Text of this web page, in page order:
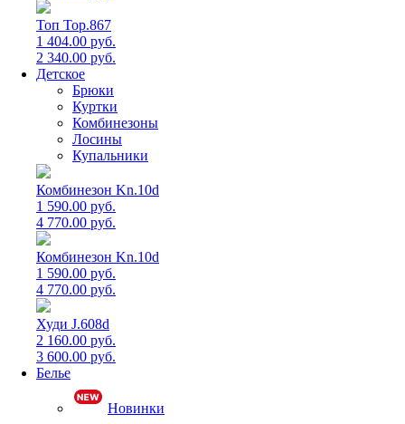
Топ Top.867
1 404.00 руб.
2 340.00 руб.
Детское
Брюки
Куртки
Комбинезоны
Лосины
Купальники
Комбинезон Kn.10d
1 590.00 руб.
4 770.00 руб.
Комбинезон Kn.10d
1 590.00 руб.
4 770.00 руб.
Худи J.608d
2 160.00 руб.
3 600.00 руб.
Белье
Новинки